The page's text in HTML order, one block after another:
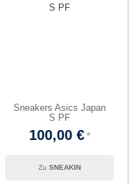
Sneakers Asics Japan
S PF
100,00 €
SNEAKIN